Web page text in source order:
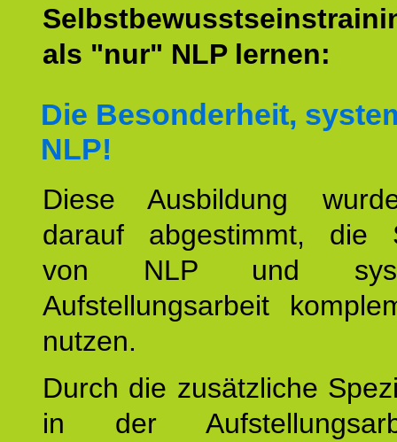
als "nur" NLP lernen:
Die Besonderheit,
NLP!
Diese Ausbildung
darauf abgestimmt, die
von NLP und
Aufstellungsarbeit
nutzen.
Durch die zusätzliche
in der